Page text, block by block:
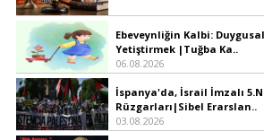
Ebeveynliğin Kalbi:
Yetiştirmek |Tuğba Ka..
06.08.2026
İspanya'da, İsrail İmzalı
Rüzgarları|Sibel Erarslan..
03.08.2026